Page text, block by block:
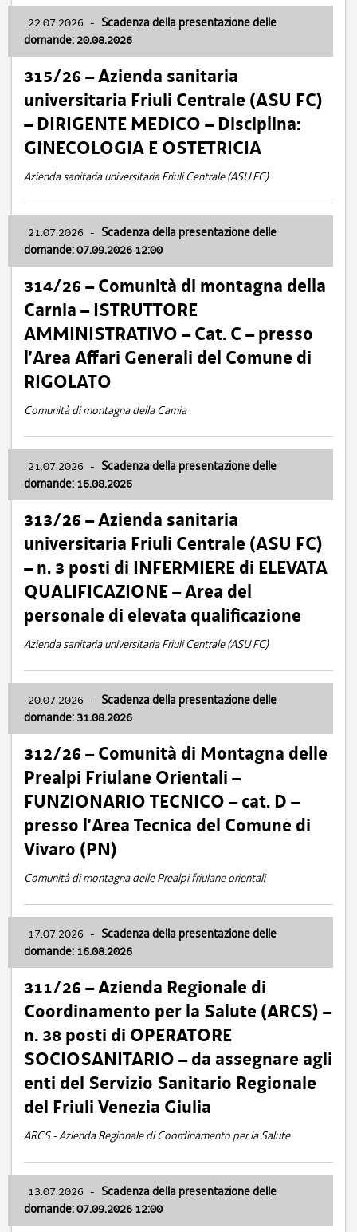
22.07.2026 - Scadenza della presentazione delle
domande: 20.08.2026
315/26 – Azienda sanitaria
universitaria Friuli Centrale (ASU FC)
– DIRIGENTE MEDICO – Disciplina:
GINECOLOGIA E OSTETRICIA
Azienda sanitaria universitaria Friuli Centrale (ASU FC)
21.07.2026 - Scadenza della presentazione delle
domande: 07.09.2026 12:00
314/26 – Comunità di montagna della
Carnia – ISTRUTTORE
AMMINISTRATIVO – Cat. C – presso
l’Area Affari Generali del Comune di
RIGOLATO
Comunità di montagna della Carnia
21.07.2026 - Scadenza della presentazione delle
domande: 16.08.2026
313/26 – Azienda sanitaria
universitaria Friuli Centrale (ASU FC)
– n. 3 posti di INFERMIERE di ELEVATA
QUALIFICAZIONE – Area del
personale di elevata qualificazione
Azienda sanitaria universitaria Friuli Centrale (ASU FC)
20.07.2026 - Scadenza della presentazione delle
domande: 31.08.2026
312/26 – Comunità di Montagna delle
Prealpi Friulane Orientali –
FUNZIONARIO TECNICO – cat. D –
presso l’Area Tecnica del Comune di
Vivaro (PN)
Comunità di montagna delle Prealpi friulane orientali
17.07.2026 - Scadenza della presentazione delle
domande: 16.08.2026
311/26 – Azienda Regionale di
Coordinamento per la Salute (ARCS) –
n. 38 posti di OPERATORE
SOCIOSANITARIO – da assegnare agli
enti del Servizio Sanitario Regionale
del Friuli Venezia Giulia
ARCS - Azienda Regionale di Coordinamento per la Salute
13.07.2026 - Scadenza della presentazione delle
domande: 07.09.2026 12:00